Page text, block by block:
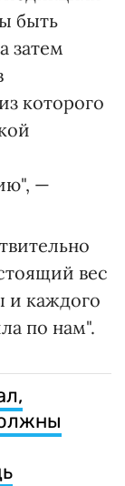
быть
затем
которого
—
вес
и каждого
по нам".